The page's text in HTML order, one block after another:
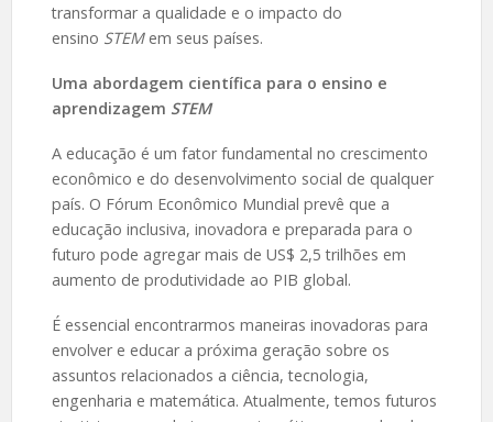
transformar a qualidade e o impacto do
ensino STEMem seus países.
Uma abordagem científica para o ensino e
aprendizagem STEM
A educação é um fator fundamental no crescimento
econômico e do desenvolvimento social de qualquer
país. O Fórum Econômico Mundial prevê que a
educação inclusiva, inovadora e preparada para o
futuro pode agregar mais de US$ 2,5 trilhões em
aumento de produtividade ao PIB global.
É essencial encontrarmos maneiras inovadoras para
envolver e educar a próxima geração sobre os
assuntos relacionados a ciência, tecnologia,
engenharia e matemática. Atualmente, temos futuros